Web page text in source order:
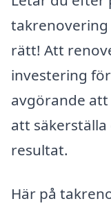
takrenovering
rätt! Att
investering
avgörande
att
resultat.
Här på